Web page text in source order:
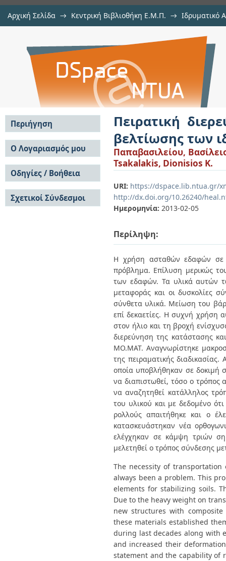
Αρχική Σελίδα → Κεντρική Βιβλιοθήκη Ε.Μ.Π. → Ιδρυματικό
Πειρατική διερεύνηση
ιδιοτήτων τους κατόπιν φθοράς
Πειρατική
βελτίωσης των
Παπαβασιλείου,
Tsakalakis, Dionisios K.
URI: https://dspace.lib.ntua.gr/
http://dx.doi.org/10.26240/
Ημερομηνία: 2013-02-05
Περίληψη:
Η χρήση ασταθών εδαφών σε
πρόβλημα. Επίλυση μερικώς
των εδαφών. Τα υλικά αυτών
μεταφοράς και οι δυσκολίες
σύνθετα υλικά. Μείωση του
επί δεκαετίες. Η συχνή χρήση
στον ήλιο και τη βροχή
διερεύνηση της κατάστασης
ΜΟ.ΜΑΤ. Αναγνωρίστηκε
της πειραματικής
οποία υποβλήθηκαν σε δοκιμή
να διαπιστωθεί, τόσο ο τρόπος
να αναζητηθεί κατάλληλος
του υλικού και με δεδομένο
ρολλούς απαιτήθηκε και ο
κατασκευάστηκαν νέα
ελέγχηκαν σε κάμψη τριών
μελετηθεί ο τρόπος σύνδεσης
The necessity of
always been a problem. This
elements for stabilizing soils.
Due to the heavy weight on
new structures with
these materials established
during last decades along with
and increased their
statement and the capability of
Περιήγηση
Σε όλο το DSpace
Κοινότητες & Συλλογές
Ανά Ημερομηνία
Έκδοσης
Συγγραφείς
Τίτλοι
Θέματα
Ο Λογαριασμός μου
Σύνδεση
Εγγραφή
Οδηγίες / Βοήθεια
Οδηγίες Υποβολής
Οδηγίες Χρήσης ΙΑ
Συχνές Ερωτήσεις
Σχετικοί Σύνδεσμοι